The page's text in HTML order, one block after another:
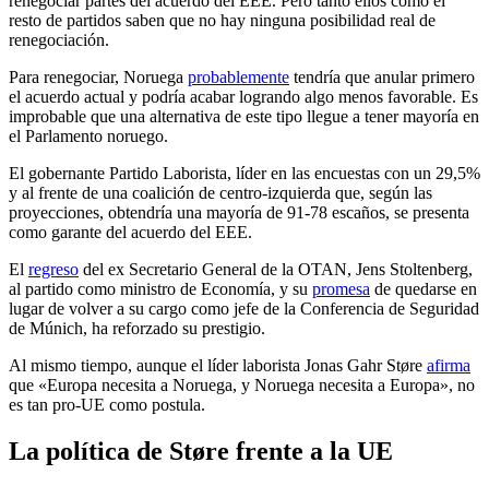
resto de partidos saben que no hay ninguna posibilidad real de
renegociación.
Para renegociar, Noruega probablemente tendría que anular primero
el acuerdo actual y podría acabar logrando algo menos favorable. Es
improbable que una alternativa de este tipo llegue a tener mayoría en
el Parlamento noruego.
El gobernante Partido Laborista, líder en las encuestas con un 29,5%
y al frente de una coalición de centro-izquierda que, según las
proyecciones, obtendría una mayoría de 91-78 escaños, se presenta
como garante del acuerdo del EEE.
El regreso del ex Secretario General de la OTAN, Jens Stoltenberg,
al partido como ministro de Economía, y su promesa de quedarse en
lugar de volver a su cargo como jefe de la Conferencia de Seguridad
de Múnich, ha reforzado su prestigio.
Al mismo tiempo, aunque el líder laborista Jonas Gahr Støre afirma
que «Europa necesita a Noruega, y Noruega necesita a Europa», no
es tan pro-UE como postula.
La política de Støre frente a la UE